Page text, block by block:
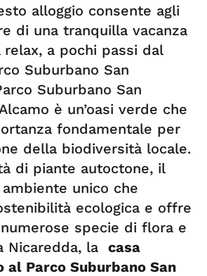
alloggio consente agli
di una tranquilla vacanza
relax, a pochi passi dal
Suburbano San
Suburbano San
è un’oasi verde che
fondamentale per
della biodiversità locale.
di piante autoctone, il
unico che
ecologica e offre
specie di flora e
Nicaredda, la casa
al Parco Suburbano San